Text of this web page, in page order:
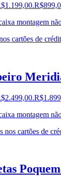
R$
montagem
cartões de
R$
montagem
nos cartões de